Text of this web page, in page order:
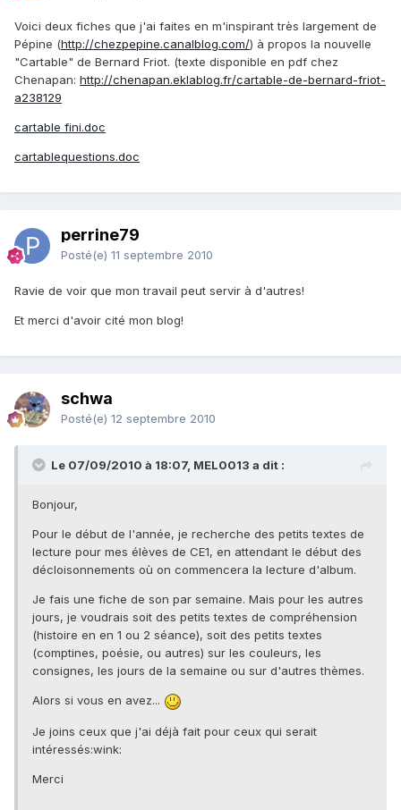
Voici deux fiches que j'ai faites en m'inspirant très largement de
Pépine (http://chezpepine.canalblog.com/) à propos la nouvelle
"Cartable" de Bernard Friot. (texte disponible en pdf chez
Chenapan: http://chenapan.eklablog.fr/cartable-de-bernard-friot-
a238129
cartable fini.doc
cartablequestions.doc
perrine79
Posté(e) 11 septembre 2010
Ravie de voir que mon travail peut servir à d'autres!
Et merci d'avoir cité mon blog!
schwa
Posté(e) 12 septembre 2010
Le 07/09/2010 à 18:07, MEL0013 a dit :
Bonjour,
Pour le début de l'année, je recherche des petits textes de
lecture pour mes élèves de CE1, en attendant le début des
décloisonnements où on commencera la lecture d'album.
Je fais une fiche de son par semaine. Mais pour les autres
jours, je voudrais soit des petits textes de compréhension
(histoire en en 1 ou 2 séance), soit des petits textes
(comptines, poésie, ou autres) sur les couleurs, les
consignes, les jours de la semaine ou sur d'autres thèmes.
Alors si vous en avez...
Je joins ceux que j'ai déjà fait pour ceux qui serait
intéressés:wink:
Merci